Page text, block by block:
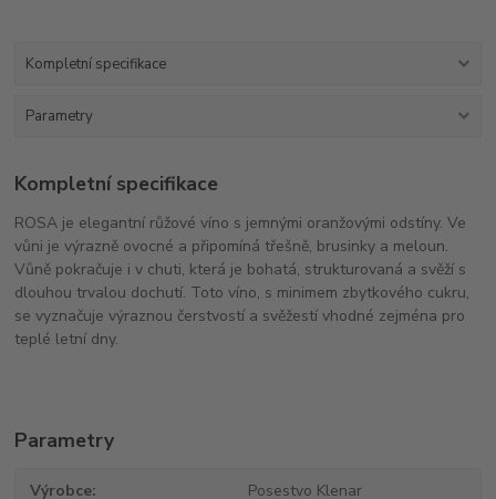
Kompletní specifikace
Parametry
Kompletní specifikace
ROSA je elegantní růžové víno s jemnými oranžovými odstíny. Ve
vůni je výrazně ovocné a připomíná třešně, brusinky a meloun.
Vůně pokračuje i v chuti, která je bohatá, strukturovaná a svěží s
dlouhou trvalou dochutí. Toto víno, s minimem zbytkového cukru,
se vyznačuje výraznou čerstvostí a svěžestí vhodné zejména pro
teplé letní dny.
Parametry
Výrobce Posestvo Klenar